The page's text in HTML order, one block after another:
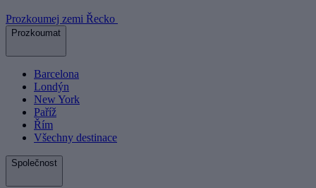
Prozkoumej zemi Řecko
Prozkoumat
Barcelona
Londýn
New York
Paříž
Řím
Všechny destinace
Společnost